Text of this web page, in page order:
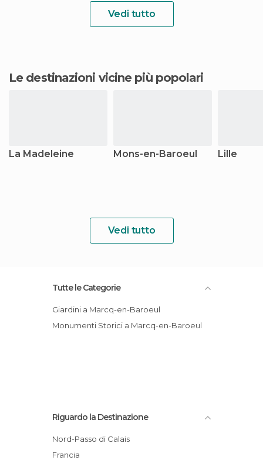
Vedi tutto
Le destinazioni vicine più popolari
La Madeleine Mons-en-Baroeul Lille
Vedi tutto
Tutte le Categorie
Giardini a Marcq-en-Baroeul
Monumenti Storici a Marcq-en-Baroeul
Riguardo la Destinazione
Nord-Passo di Calais
Francia